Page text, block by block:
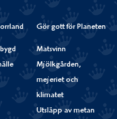
Gör gott för Planeten
Matsvinn
Mjölkgården,
mejeriet och
klimatet
Utsläpp av metan